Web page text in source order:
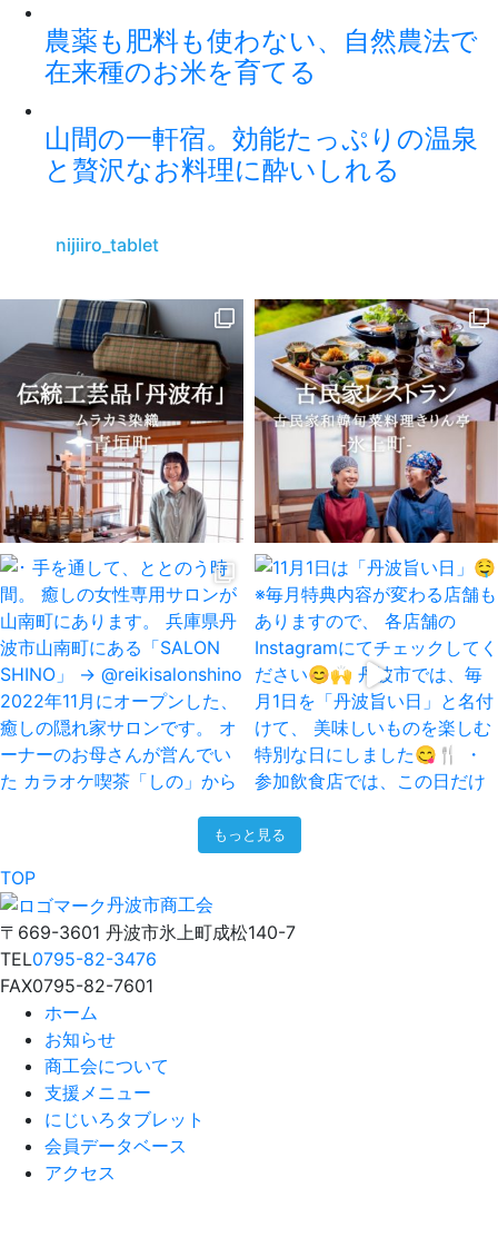
農薬も肥料も使わない、自然農法で
在来種のお米を育てる
山間の一軒宿。効能たっぷりの温泉
と贅沢なお料理に酔いしれる
nijiiro_tablet
もっと見る
TOP
丹波市商工会
〒669-3601 丹波市氷上町成松140-7
TEL0795-82-3476
FAX0795-82-7601
ホーム
お知らせ
商工会について
支援メニュー
にじいろタブレット
会員データベース
アクセス